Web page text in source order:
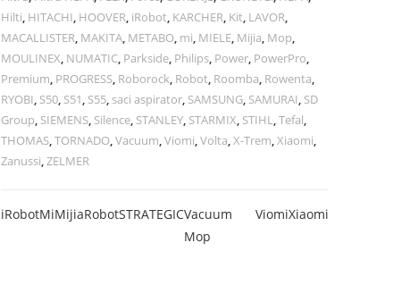
Hilti, HITACHI, HOOVER, iRobot, KARCHER, Kit, LAVOR,
MACALLISTER, MAKITA, METABO, mi, MIELE, Mijia, Mop,
MOULINEX, NUMATIC, Parkside, Philips, Power, PowerPro,
Premium, PROGRESS, Roborock, Robot, Roomba, Rowenta,
RYOBI, S50, S51, S55, saci aspirator, SAMSUNG, SAMURAI, SD
Group, SIEMENS, Silence, STANLEY, STARMIX, STIHL,Tefal,
THOMAS,TORNADO,Vacuum,Viomi,Volta,X-Trem,Xiaomi,
Zanussi,ZELMER
iRobotMiMijiaRobotSTRATEGICVacuum
Mop
ViomiXiaomi